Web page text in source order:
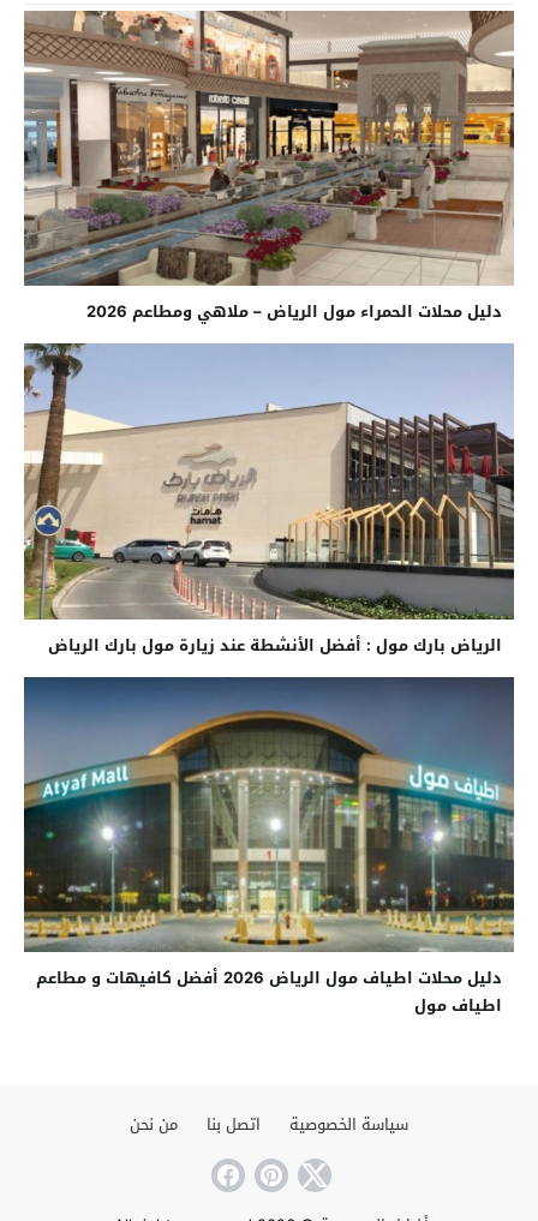
دليل محلات الحمراء مول الرياض – ملاهي ومطاعم 2026
الرياض بارك مول : أفضل الأنشطة عند زيارة مول بارك الرياض
دليل محلات اطياف مول الرياض 2026 أفضل كافيهات و مطاعم
اطياف مول
سياسة الخصوصية اتصل بنا من نحن